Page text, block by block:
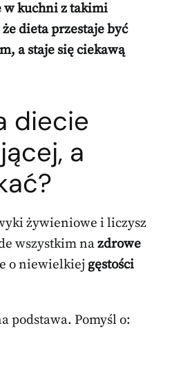
w kuchni z takimi
dieta przestaje być
a staje się ciekawą
diecie
a
żywieniowe i liczysz
wszystkim nazdrowe
o niewielkiej gęstości
podstawa. Pomyśl o: